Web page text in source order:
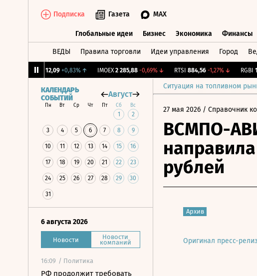
Подписка Газета MAX
Глобальные идеи Бизнес Экономика Финансы
ВЕДЫ Правила торговли Идеи управления Город
12,09 +0,83%↑ IMOEX 2 285,88 -0,69%↓ RTSI 884,56 -1,27%↓ RGBI
Ситуация на топливном
КАЛЕНДАРЬ
СОБЫТИЙ
Август
Пн Вт Ср Чт Пт Сб Вс
1 2
3 4 5 6 7 8 9
10 11 12 13 14 15 16
17 18 19 20 21 22 23
24 25 26 27 28 29 30
31
6 августа 2026
Новости Новости
компаний
16:09 / Политика
РФ продолжит требовать
27 мая 2026 / Справочник
ВСМПО-
рублей
Архив
Оригинал пресс-